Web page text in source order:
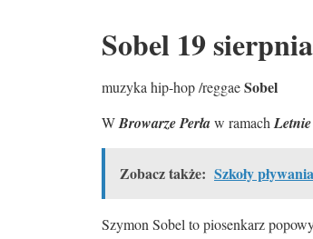
Sobel 19
muzyka hip-hop /reggaeSobel
WBrowarze Perław ramach
Zobacz także: Szkoły
Szymon Sobel to piosenkarz